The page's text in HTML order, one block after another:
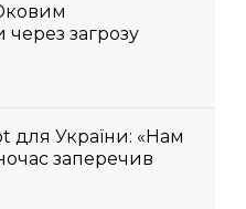
через загрозу
для України: «Нам
заперечив